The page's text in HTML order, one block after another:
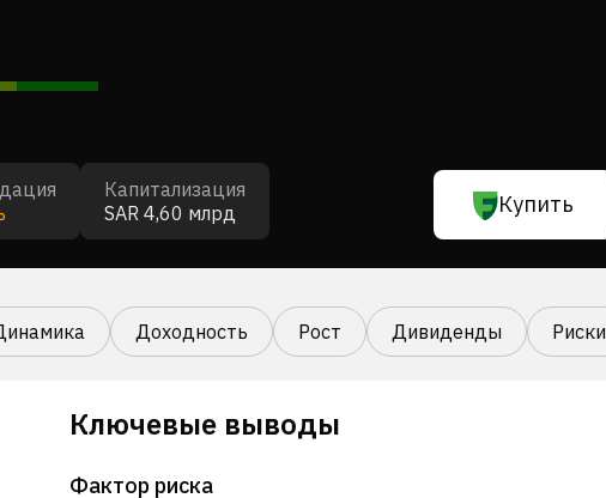
Капитализация
SAR 4,60 млрд
Купить
Доходность Рост Дивиденды Риски
Ключевые выводы
Фактор риска